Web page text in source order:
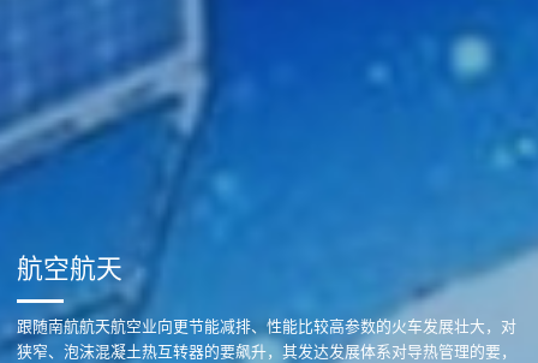
航空航天
跟随南航航天航空业向更节能减排、性能比较高参数的火车发展壮大，对
狭窄、泡沫混凝土热互转器的要飙升，其发达发展体系对导热管理的要，